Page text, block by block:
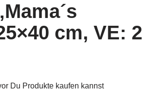
cm, VE: 2
Du Produkte kaufen kannst